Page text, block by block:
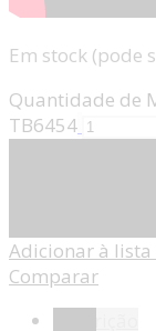
Em stock (pode
Quantidade de
TB6454
Adicionar à lista
Comparar